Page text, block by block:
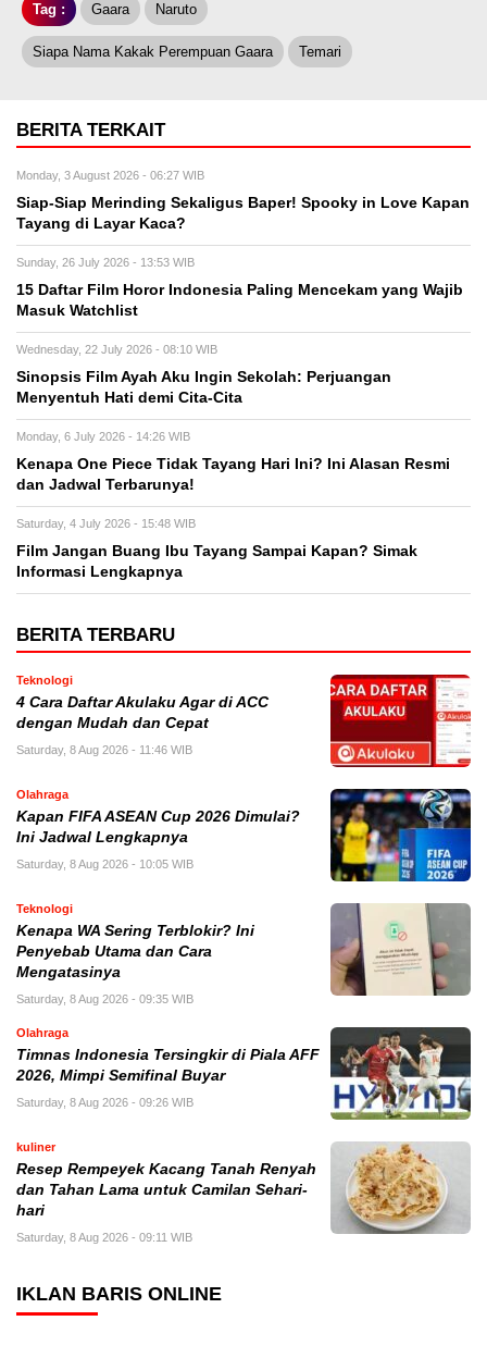
Tag : Gaara Naruto
Siapa Nama Kakak Perempuan Gaara Temari
BERITA TERKAIT
Monday, 3 August 2026 - 06:27 WIB
Siap-Siap Merinding Sekaligus Baper! Spooky in Love Kapan
Tayang di Layar Kaca?
Sunday, 26 July 2026 - 13:53 WIB
15 Daftar Film Horor Indonesia Paling Mencekam yang Wajib
Masuk Watchlist
Wednesday, 22 July 2026 - 08:10 WIB
Sinopsis Film Ayah Aku Ingin Sekolah: Perjuangan
Menyentuh Hati demi Cita-Cita
Monday, 6 July 2026 - 14:26 WIB
Kenapa One Piece Tidak Tayang Hari Ini? Ini Alasan Resmi
dan Jadwal Terbarunya!
Saturday, 4 July 2026 - 15:48 WIB
Film Jangan Buang Ibu Tayang Sampai Kapan? Simak
Informasi Lengkapnya
BERITA TERBARU
Teknologi
4 Cara Daftar Akulaku Agar di ACC
dengan Mudah dan Cepat
Saturday, 8 Aug 2026 - 11:46 WIB
Olahraga
Kapan FIFA ASEAN Cup 2026 Dimulai?
Ini Jadwal Lengkapnya
Saturday, 8 Aug 2026 - 10:05 WIB
Teknologi
Kenapa WA Sering Terblokir? Ini
Penyebab Utama dan Cara
Mengatasinya
Saturday, 8 Aug 2026 - 09:35 WIB
Olahraga
Timnas Indonesia Tersingkir di Piala AFF
2026, Mimpi Semifinal Buyar
Saturday, 8 Aug 2026 - 09:26 WIB
kuliner
Resep Rempeyek Kacang Tanah Renyah
dan Tahan Lama untuk Camilan Sehari-
hari
Saturday, 8 Aug 2026 - 09:11 WIB
IKLAN BARIS ONLINE